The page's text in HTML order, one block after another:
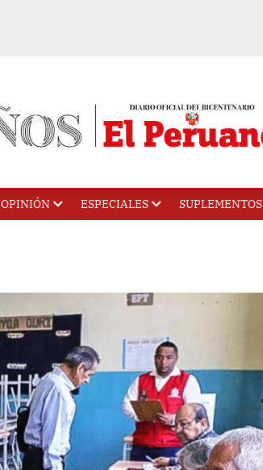
OPINIÓN ESPECIALES SUPLEMENTOS